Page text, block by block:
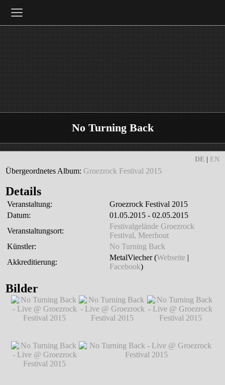
No Turning Back
DE| EN
≡
Übergeordnetes Album: Groezrock Festival 2015
Details
Veranstaltung:
Groezrock Festival 2015
Datum:
01.05.2015 - 02.05.2015
Veranstaltungsort:
Festivalgelände Groezrock
Festival, Meerhout
Künstler:
No Turning Back
Akkreditierung:
MetalViecher (Webseite |
Facebook)
Bilder
No Turning Back -
Live @ Groezrock
Festival 2015℗
No Turning Back -
Live @ Groezrock
No Turning Back -
Live @ Groezrock